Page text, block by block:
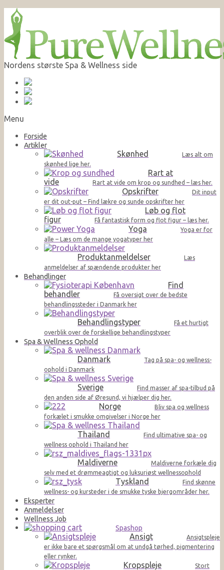
Nordens største Spa & Wellness side
Menu
Forside
Artikler
Skønhed
Læs alt om
skønhed lige her.
Rart at
vide
Rart at vide om krop og sundhed – læs her.
Opskrifter
Dit input
er dit out-put – Find lækre og sunde opskrifter her
Løb og flot
figur
Få fantastisk form og flot figur – læs her.
Yoga
Yoga er for
alle – Læs om de mange yogatyper her
Produktanmeldelser
Læs
anmeldelser af spændende produkter her
Behandlinger
Find
behandler
Få oversigt over de bedste
behandlingssteder i Danmark her
Behandlingstyper
Få et hurtigt
overblik over de forskellige behandlingstyper
Spa & Wellness Ophold
Danmark
Tag på spa- og wellness-
ophold i Danmark
Sverige
Find masser af spa-tilbud på
den anden side af Øresund, vi hjælper dig her.
Norge
Bliv spa og wellness
forkælet i smukke omgivelser i Norge her
Thailand
Find ultimative spa- og
wellness ophold i Thailand her
Maldiverne
Maldiverne forkæle dig
selv med et drømmeagtigt og luksuriøst wellnessophold
Tyskland
Find skønne
wellness- og kursteder i de smukke tyske bjergområder her.
Eksperter
Anmeldelser
Wellness Job
Spashop
Ansigt
Ansigtspleje
er ikke bare et spørgsmål om at undgå tørhed, pigmentering
eller rynker.
Kropspleje
Stort